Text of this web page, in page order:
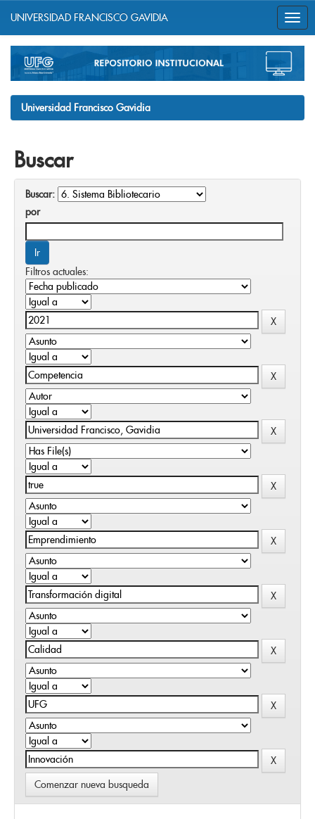
navigation
UNIVERSIDAD FRANCISCO GAVIDIA
Universidad Francisco Gavidia
Buscar
Buscar:
por
Filtros actuales:
Comenzar nueva busqueda